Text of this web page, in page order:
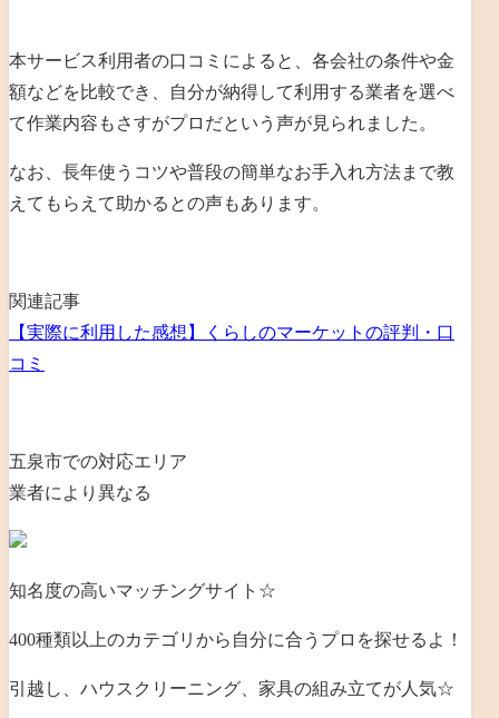
本サービス利用者の口コミによると、各会社の条件や金
額などを比較でき、自分が納得して利用する業者を選べ
て作業内容もさすがプロだという声が見られました。
なお、長年使うコツや普段の簡単なお手入れ方法まで教
えてもらえて助かるとの声もあります。
関連記事
【実際に利用した感想】くらしのマーケットの評判・口
コミ
五泉市での対応エリア
業者により異なる
知名度の高いマッチングサイト☆
400種類以上のカテゴリから自分に合うプロを探せるよ！
引越し、ハウスクリーニング、家具の組み立てが人気☆